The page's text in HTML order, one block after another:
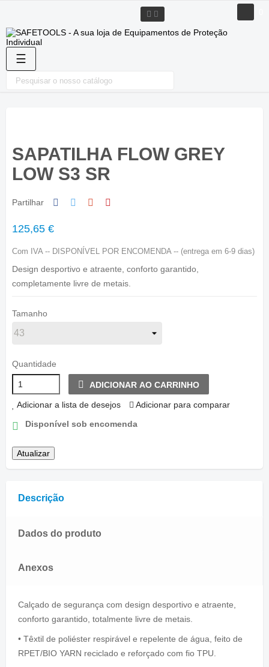
Toggle
navigation
☰
SAPATILHA FLOW GREY
LOW S3 SR
Partilhar
125,65 €
Com IVA -- DISPONÍVEL POR ENCOMENDA -- (entrega em 6-9 dias)
Design desportivo e atraente, conforto garantido,
completamente livre de metais.
Tamanho
Quantidade
ADICIONAR AO CARRINHO
Adicionar a lista de desejos
Adicionar para comparar
Disponível sob encomenda
Descrição
Dados do produto
Anexos
Calçado de segurança com design desportivo e atraente,
conforto garantido, totalmente livre de metais.
• Têxtil de poliéster respirável e repelente de água, feito de
RPET/BIO YARN reciclado e reforçado com fio TPU.